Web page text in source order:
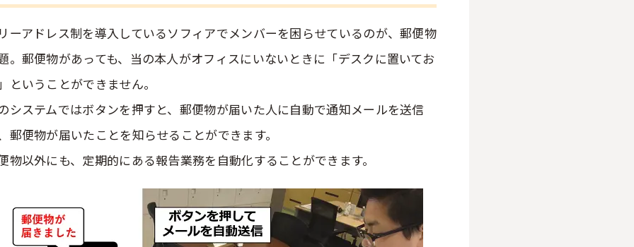
ーアドレス制を導入しているソフィアでメンバーを困らせているのが、郵便物
。郵便物があっても、当の本人がオフィスにいないときに「デスクに置いてお
ということができません。
システムではボタンを押すと、郵便物が届いた人に自動で通知メールを送信
郵便物が届いたことを知らせることができます。
物以外にも、定期的にある報告業務を自動化することができます。